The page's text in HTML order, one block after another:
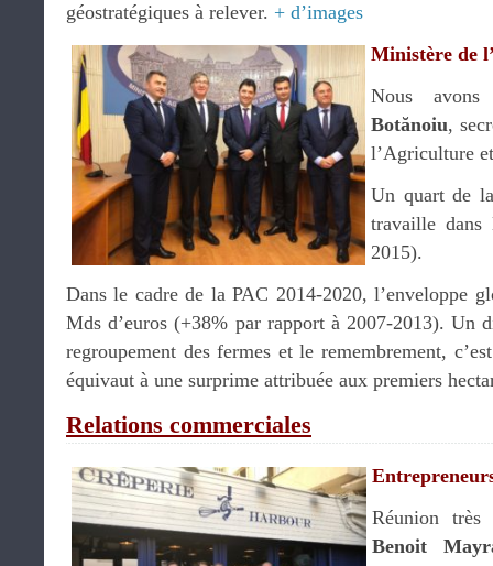
géostratégiques à relever. + d’images
Ministère de
Nous
Botănoiu,
l’Agriculture
Un quart de
travaille dans
2015).
Dans le cadre de la PAC 2014-2020, l’enveloppe
Mds d’euros (+38% par rapport à 2007-2013). Un
regroupement des fermes et le remembrement,
équivaut à une surprime attribuée aux premiers
Relations commerciales
Réunion très
Benoit